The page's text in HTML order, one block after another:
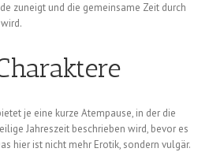
zuneigt und die gemeinsame Zeit durch
je eine kurze Atempause, in der die
Jahreszeit beschrieben wird, bevor es
hier ist nicht mehr Erotik, sondern vulgär.